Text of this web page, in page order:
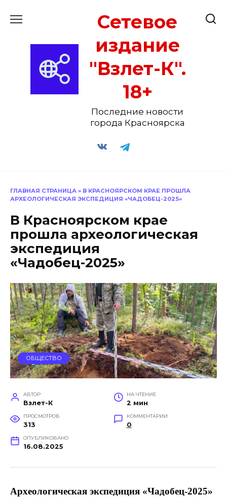
Сетевое
издание
"Взлет-К".
18+
Последние новости
города Красноярска
ГЛАВНАЯ СТРАНИЦА » В КРАСНОЯРСКОМ КРАЕ ПРОШЛА
АРХЕОЛОГИЧЕСКАЯ ЭКСПЕДИЦИЯ «ЧАДОБЕЦ-2025»
В Красноярском крае
прошла археологическая
экспедиция
«Чадобец-2025»
ОБЩЕСТВО
АВТОР
Взлет-К
НА ЧТЕНИЕ
2 мин
ПРОСМОТРОВ
313
КОММЕНТАРИИ
0
ОПУБЛИКОВАНО
16.08.2025
Археологическая экспедиция «Чадобец-2025»